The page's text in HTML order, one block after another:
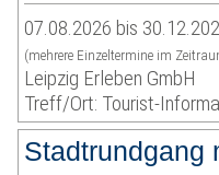
07.08.2026 bis
(mehrere Einzeltermine im
Leipzig Erleben GmbH
Treff/Ort: Tourist-
Stadtrundgang